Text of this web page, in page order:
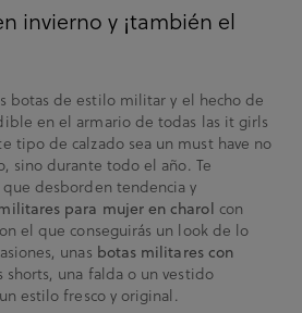
invierno y ¡también el
botas de estilo militar y el hecho de
en el armario de todas las it girls
tipo de calzado sea un must have no
sino durante todo el año. Te
desborden tendencia y
para mujer en charol con
el que conseguirás un look de lo
unas botas militares con
shorts, una falda o un vestido
estilo fresco y original.